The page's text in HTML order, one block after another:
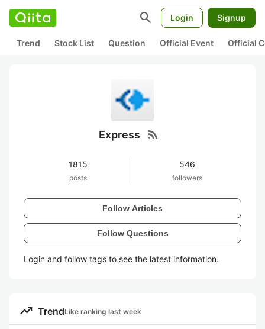
search Login Signup
Trend Stock List Question Official Event Official
Express rss_feed
1815
posts
546
followers
Follow Articles
Follow Questions
Login and follow tags to see the latest information.
trending_up TrendLike ranking last week